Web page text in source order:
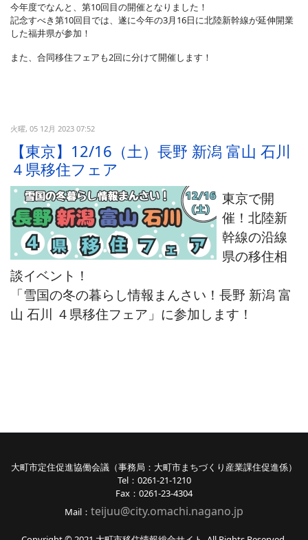
今年度でなんと、第10回目の開催となりました！
記念すべき第10回目では、遂に今年の3月16日に北陸新幹線が延伸開業
した福井県が参加！
また、合同移住フェアも2回に分けて開催します！
火曜, 05 12月 2023 07:52
【東京】12/16（土）長野 新潟 富山 石川
４県移住フェア
東京で開
催！北陸新
幹線の沿線
県の移住相
談イベント！
「雪国の冬の暮らし情報まんさい！長野 新潟 富
山 石川 ４県移住フェア」に参加します！
大町市定住促進協働会議（事務局：大町市まちづくり産業課住促進係）
Tel：0261-21-1210
Fax：0261-23-4304
Mail： teijuu@city.omachi.nagano.jp